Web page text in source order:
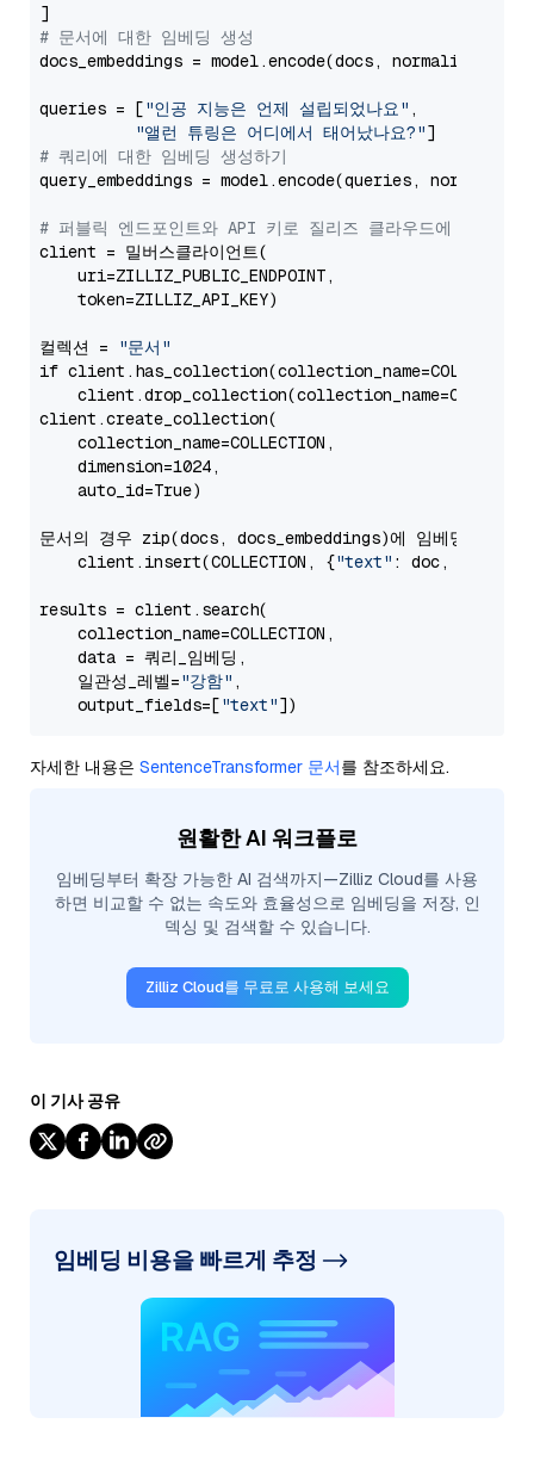
# 문서에 대한 임베딩 생성
docs_embeddings = model.encode(docs,
queries = ["인공 지능은 언제 설립되었나요" ,
"앨런 튜링은 어디에서 태어났나요?"
# 쿼리에 대한 임베딩 생성하기
query_embeddings = model.encode(queries,
# 퍼블릭 엔드포인트와 API 키로 질리즈 클라우드에 연결하기
client = 밀버스클라이언트(
    uri=ZILLIZ_PUBLIC_ENDPOINT,
    token=ZILLIZ_API_KEY)
컬렉션 =
"문서"
if
client.create_collection(
    collection_name=COLLECTION,
    dimension=1024,
    auto_id=True)
문서의 경우 zip(docs, docs_embeddings)에 임베딩합니다:
    client.insert(COLLECTION, {
"text" : doc,
results = client.search(
    collection_name=COLLECTION,
    data = 쿼리_임베딩,
    일관성_레벨=
"강함" ,
    output_fields=[
"text"
자세한 내용은 SentenceTransformer 문서를 참조하세요.
원활한 AI 워크플로
임베딩부터 확장 가능한 AI 검색까지—Zilliz Cloud를 사용
하면 비교할 수 없는 속도와 효율성으로 임베딩을 저장, 인
덱싱 및 검색할 수 있습니다.
Zilliz Cloud를 무료로 사용해 보세요
이 기사 공유
임베딩 비용을 빠르게 추정